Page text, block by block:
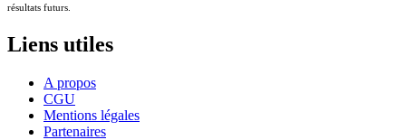
résultats futurs.
Liens utiles
A propos
CGU
Mentions légales
Partenaires